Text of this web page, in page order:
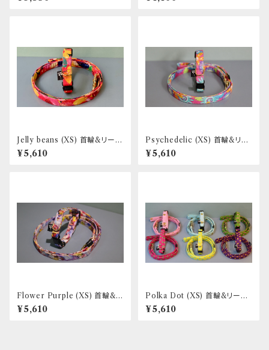
フントヒュッテオリジナル
トヒュッテオリジナル
Jelly beans (XS) 首輪&リード
セット _ フントヒュッテオリジナ
ル
¥5,610
Psychedelic (XS) 首輪&リー
ドセット _ フントヒュッテオリジ
ナル
¥5,610
Flower Purple (XS) 首輪&リ
ードセット _ フントヒュッテオリ
ジナル
¥5,610
Polka Dot (XS) 首輪&リード
セット _ フントヒュッテオリジナ
ル
¥5,610